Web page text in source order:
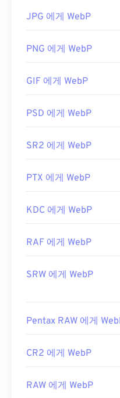
WebP 파일을 여는 기
일은 GIMP 와
니다. Chrome을 제외
IrfanView, Windows
그인을 설치해야 합니다.
유용한 링크:
관련 WebP 도구:
사용하세요.
JPG 에게 WebP
PNG 에게 WebP
GIF 에게 WebP
PSD 에게 WebP
SR2 에게 WebP
PTX 에게 WebP
KDC 에게 WebP
RAF 에게 WebP
SRW 에게 WebP
Pentax RAW 에게
CR2 에게 WebP
RAW 에게 WebP